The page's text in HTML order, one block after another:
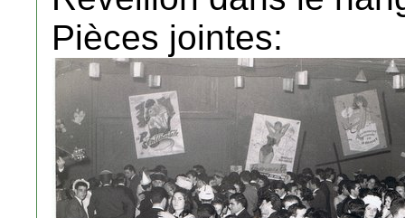
Pièces jointes: